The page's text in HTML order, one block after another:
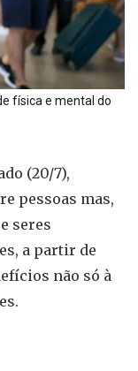
física e mental do
(20/7),
pessoas mas,
seres
a partir de
não só à